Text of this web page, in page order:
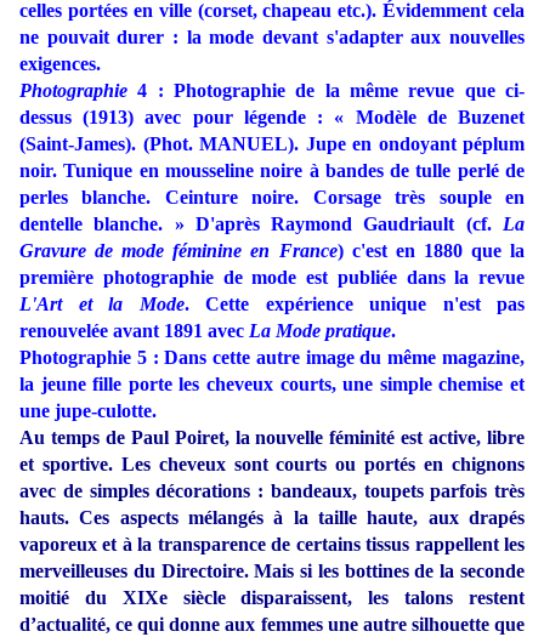
celles portées en ville (corset, chapeau etc.). Évidemment cela
ne pouvait durer : la mode devant s'adapter aux nouvelles
exigences.
Photographie 4 : Photographie de la même revue que ci-
dessus (1913) avec pour légende : « Modèle de Buzenet
(Saint-James). (Phot. MANUEL). Jupe en ondoyant péplum
noir. Tunique en mousseline noire à bandes de tulle perlé de
perles blanche. Ceinture noire. Corsage très souple en
dentelle blanche. » D'après Raymond Gaudriault (cf. La
Gravure de mode féminine en France) c'est en 1880 que la
première photographie de mode est publiée dans la revue
L'Art et la Mode. Cette expérience unique n'est pas
renouvelée avant 1891 avec La Mode pratique.
Photographie 5 : Dans cette autre image du même magazine,
la jeune fille porte les cheveux courts, une simple chemise et
une jupe-culotte.
Au temps de Paul Poiret, la nouvelle féminité est active, libre
et sportive. Les cheveux sont courts ou portés en chignons
avec de simples décorations : bandeaux, toupets parfois très
hauts. Ces aspects mélangés à la taille haute, aux drapés
vaporeux et à la transparence de certains tissus rappellent les
merveilleuses du Directoire. Mais si les bottines de la seconde
moitié du XIXe siècle disparaissent, les talons restent
d’actualité, ce qui donne aux femmes une autre silhouette que